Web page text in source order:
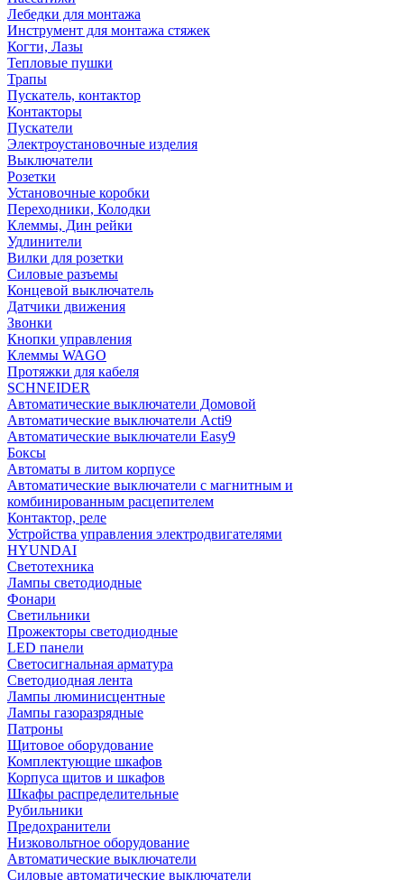
Лебедки для монтажа
Инструмент для монтажа стяжек
Когти, Лазы
Тепловые пушки
Трапы
Пускатель, контактор
Контакторы
Пускатели
Электроустановочные изделия
Выключатели
Розетки
Установочные коробки
Переходники, Колодки
Клеммы, Дин рейки
Удлинители
Вилки для розетки
Силовые разъемы
Концевой выключатель
Датчики движения
Звонки
Кнопки управления
Клеммы WAGO
Протяжки для кабеля
SCHNEIDER
Автоматические выключатели Домовой
Автоматические выключатели Acti9
Автоматические выключатели Easy9
Боксы
Автоматы в литом корпусе
Автоматические выключатели с магнитным и
комбинированным расцепителем
Контактор, реле
Устройства управления электродвигателями
HYUNDAI
Светотехника
Лампы светодиодные
Фонари
Светильники
Прожекторы светодиодные
LED панели
Светосигнальная арматура
Светодиодная лента
Лампы люминисцентные
Лампы газоразрядные
Патроны
Щитовое оборудование
Комплектующие шкафов
Корпуса щитов и шкафов
Шкафы распределительные
Рубильники
Предохранители
Низковольтное оборудование
Автоматические выключатели
Силовые автоматические выключатели